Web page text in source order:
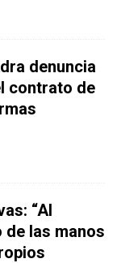
denuncia
contrato de
“Al
de las manos